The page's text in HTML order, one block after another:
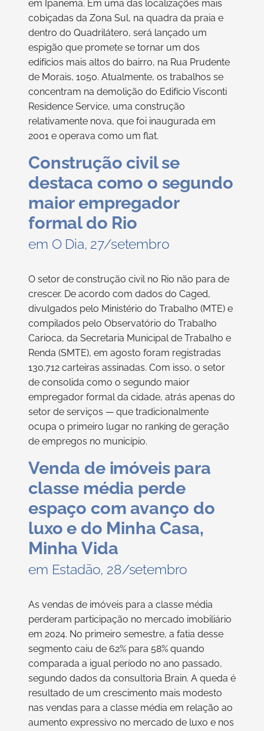
em Ipanema. Em uma das localizações mais
cobiçadas da Zona Sul, na quadra da praia e
dentro do Quadrilátero, será lançado um
espigão que promete se tornar um dos
edifícios mais altos do bairro, na Rua Prudente
de Morais, 1050. Atualmente, os trabalhos se
concentram na demolição do Edifício Visconti
Residence Service, uma construção
relativamente nova, que foi inaugurada em
2001 e operava como um flat.
Construção civil se
destaca como o segundo
maior empregador
formal do Rio
em O Dia, 27/setembro
O setor de construção civil no Rio não para de
crescer. De acordo com dados do Caged,
divulgados pelo Ministério do Trabalho (MTE) e
compilados pelo Observatório do Trabalho
Carioca, da Secretaria Municipal de Trabalho e
Renda (SMTE), em agosto foram registradas
130.712 carteiras assinadas. Com isso, o setor
de consolida como o segundo maior
empregador formal da cidade, atrás apenas do
setor de serviços — que tradicionalmente
ocupa o primeiro lugar no ranking de geração
de empregos no município.
Venda de imóveis para
classe média perde
espaço com avanço do
luxo e do Minha Casa,
Minha Vida
em Estadão, 28/setembro
As vendas de imóveis para a classe média
perderam participação no mercado imobiliário
em 2024. No primeiro semestre, a fatia desse
segmento caiu de 62% para 58% quando
comparada a igual período no ano passado,
segundo dados da consultoria Brain. A queda é
resultado de um crescimento mais modesto
nas vendas para a classe média em relação ao
aumento expressivo no mercado de luxo e nos